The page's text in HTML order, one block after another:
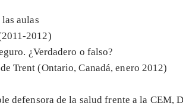
aulas
2012)
¿Verdadero o falso?
Trent (Ontario, Canadá, enero 2012)
defensora de la salud frente a la CEM,